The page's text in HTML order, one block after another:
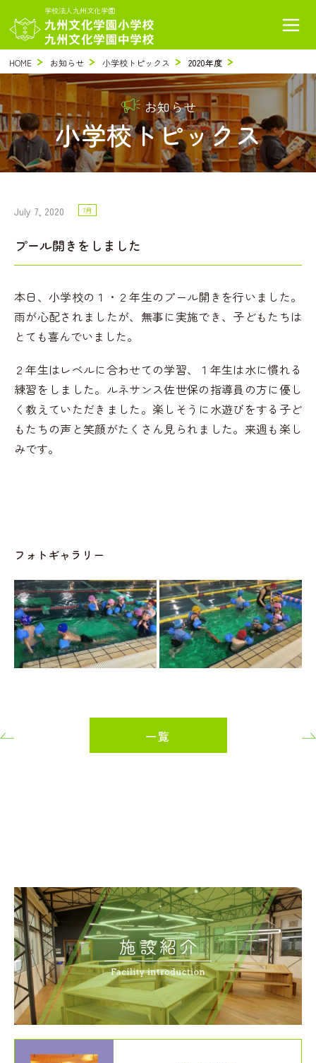
学校法人九州文化学園
HOME お知らせ 小学校トピックス 2020年度
お知らせ
小学校トピックス
July 7, 2020 7月
プール開きをしました
本日、小学校の１・２年生のプール開きを行いました。
雨が心配されましたが、無事に実施でき、子どもたちは
とても喜んでいました。
２年生はレベルに合わせての学習、１年生は水に慣れる
練習をしました。ルネサンス佐世保の指導員の方に優し
く教えていただきました。楽しそうに水遊びをする子ど
もたちの声と笑顔がたくさん見られました。来週も楽し
みです。
フォトギャラリー
一覧
施設紹介